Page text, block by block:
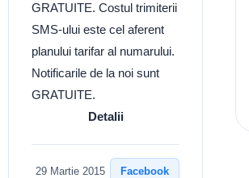
GRATUITE. Costul trimiterii
SMS-ului este cel aferent
planului tarifar al numarului.
Notificarile de la noi sunt
GRATUITE.
Detalii
29 Martie 2015 Facebook